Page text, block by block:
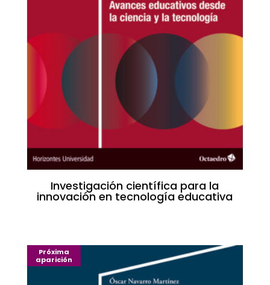
Investigación científica para la
innovación en tecnología educativa
Próxima
aparición